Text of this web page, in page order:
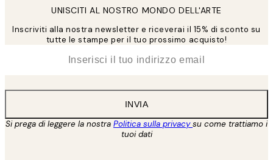
UNISCITI AL NOSTRO MONDO DELL'ARTE
Inscriviti alla nostra newsletter e riceverai il 15% di sconto su
tutte le stampe per il tuo prossimo acquisto!
INVIA
Si prega di leggere la nostra Politica sulla privacysu come trattiamo i
tuoi dati